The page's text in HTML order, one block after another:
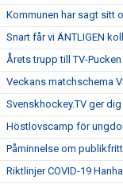
Kommunen har sagt sitt
Snart får vi ÄNTLIGEN
Årets trupp till TV-Pucken
Veckans matchschema
Svenskhockey.TV ger
Höstlovscamp för
Påminnelse om
Riktlinjer COVID-19